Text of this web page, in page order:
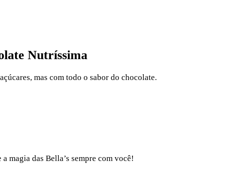
Nutríssima
mas com todo o sabor do chocolate.
magia das Bella’s sempre com você!